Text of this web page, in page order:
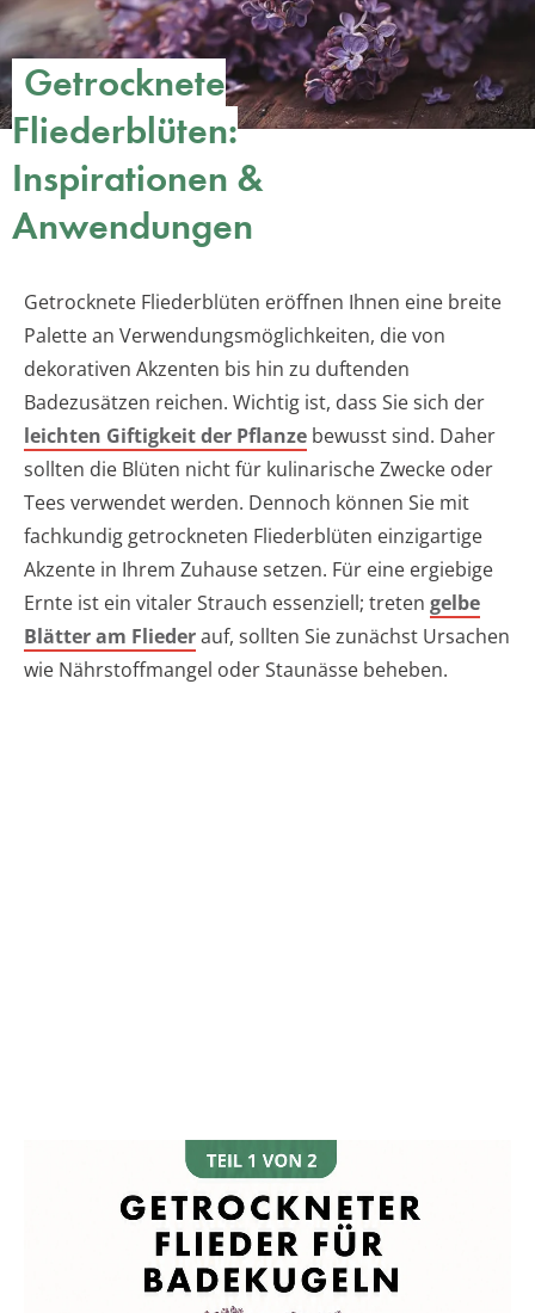
Getrocknete
Fliederblüten:
Inspirationen &
Anwendungen
Getrocknete Fliederblüten eröffnen Ihnen eine breite
Palette an Verwendungsmöglichkeiten, die von
dekorativen Akzenten bis hin zu duftenden
Badezusätzen reichen. Wichtig ist, dass Sie sich der
leichten Giftigkeit der Pflanze bewusst sind. Daher
sollten die Blüten nicht für kulinarische Zwecke oder
Tees verwendet werden. Dennoch können Sie mit
fachkundig getrockneten Fliederblüten einzigartige
Akzente in Ihrem Zuhause setzen. Für eine ergiebige
Ernte ist ein vitaler Strauch essenziell; treten gelbe
Blätter am Fliederauf, sollten Sie zunächst Ursachen
wie Nährstoffmangel oder Staunässe beheben.